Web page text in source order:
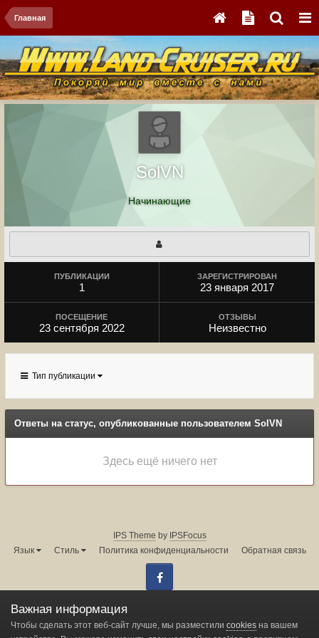
Главная
SolVN
Начинающие
ПУБЛИКАЦИИ
1
ЗАРЕГИСТРИРОВАН
23 января 2017
ПОСЕЩЕНИЕ
23 сентября 2022
ОТЗЫВЫ
Неизвестно
Тип публикации
Ответы на статус, опубликованные пользователем SolVN
Здесь ещё ничего нет
IPS Theme by IPSFocus
Язык
Стиль Политика конфиденциальности Обратная связь
Администрация форума:
Powered by Invision Community
Важная информация
Чтобы сделать этот веб-сайт лучше, мы разместили cookies на вашем